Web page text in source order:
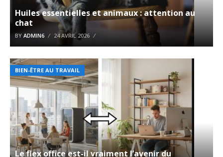
Huiles essentielles et animaux : attention au
chat
BY ADMIN6 24 AVRIL 2026
BIEN-ÊTRE AU TRAVAIL
Le flex office est-il vraiment l’avenir du